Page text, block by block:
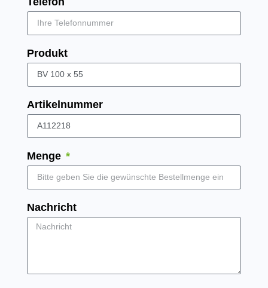
Produkt
Artikelnummer
Menge
Nachricht